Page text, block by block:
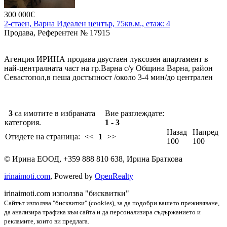
300 000€
2-стаен, Варна Идеален център, 75кв.м., етаж: 4
Продава, Референтен № 17915
Агенция ИРИНА продава двустаен луксозен апартамент в
най-централната част на гр.Варна с/у Община Варна, район
Севастопол,в пеша достъпност /около 3-4 мин/до централен
трапезарната част,спалня,мокро помещение,коридор.Изцяло е
ремонтиран със скъпи строит.материали,пипнато
отвсякъде,със стил,мебели и всичко избирано и правено с
висока прецизност и качество/.Обзаведен с нови по-поръчка
ел.уреди/.Цената е 300000 евро .
3 са имотите в избраната
категория.
Вие разглеждате:
1 - 3
Отидете на страница: << 1 >>
Назад
100
Напред
100
© Ирина ЕООД, +359 888 810 638, Ирина Браткова
irinaimoti.com, Powered by OpenRealty
irinaimoti.com използва "бисквитки"
Сайтът използва "бисквитки" (cookies), за да подобри вашето преживяване,
да анализира трафика към сайта и да персонализира съдържанието и
рекламите, които ви предлага.